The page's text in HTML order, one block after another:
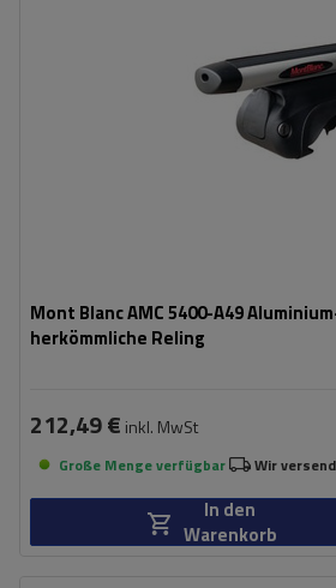
Mont Blanc AMC 5400-A49
herkömmliche Reling
212,49 € inkl. MwSt
Große Menge verfügbar Wir
In den
Warenkorb